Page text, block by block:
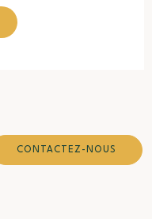
CONTACTEZ-NOUS